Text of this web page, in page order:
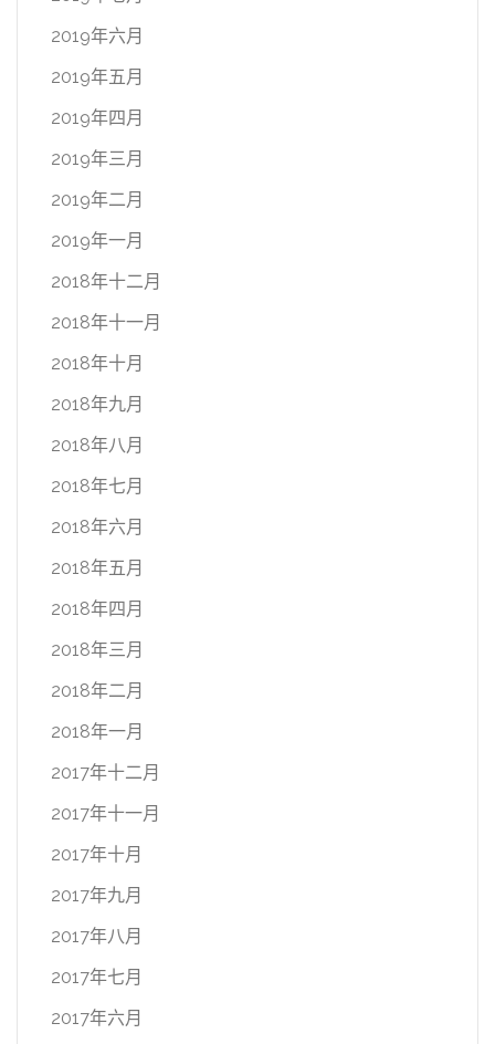
2019年六月
2019年五月
2019年四月
2019年三月
2019年二月
2019年一月
2018年十二月
2018年十一月
2018年十月
2018年九月
2018年八月
2018年七月
2018年六月
2018年五月
2018年四月
2018年三月
2018年二月
2018年一月
2017年十二月
2017年十一月
2017年十月
2017年九月
2017年八月
2017年七月
2017年六月